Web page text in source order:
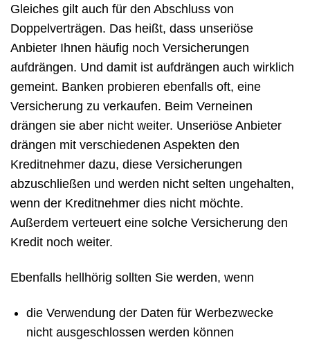
Gleiches gilt auch für den Abschluss von
Doppelverträgen. Das heißt, dass unseriöse
Anbieter Ihnen häufig noch Versicherungen
aufdrängen. Und damit ist aufdrängen auch wirklich
gemeint. Banken probieren ebenfalls oft, eine
Versicherung zu verkaufen. Beim Verneinen
drängen sie aber nicht weiter. Unseriöse Anbieter
drängen mit verschiedenen Aspekten den
Kreditnehmer dazu, diese Versicherungen
abzuschließen und werden nicht selten ungehalten,
wenn der Kreditnehmer dies nicht möchte.
Außerdem verteuert eine solche Versicherung den
Kredit noch weiter.
Ebenfalls hellhörig sollten Sie werden, wenn
die Verwendung der Daten für Werbezwecke
nicht ausgeschlossen werden können